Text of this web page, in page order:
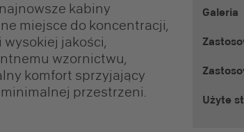
kabiny
miejsce do koncentracji,
jakości,
wzornictwu,
komfort sprzyjający
przestrzeni.
Galeria
Użyte